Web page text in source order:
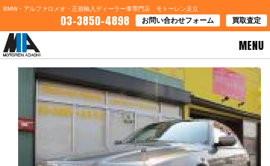
BMW・アルファロメオ・正規輸入ディーラー車専門店 モトーレン足立
03-3850-4898 お問い合わせフォーム 買取査定
MENU
HOME>お知らせ